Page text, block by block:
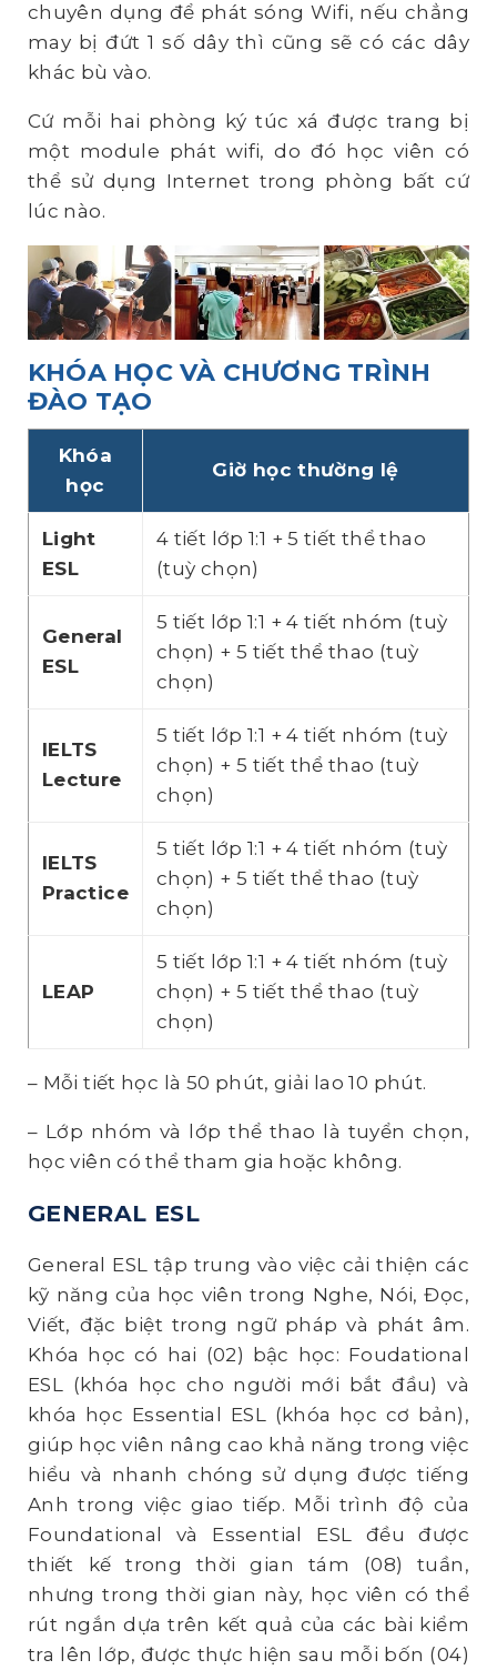
chuyên dụng để phát sóng Wifi, nếu chẳng
may bị đứt 1 số dây thì cũng sẽ có các dây
khác bù vào.
Cứ mỗi hai phòng ký túc xá được trang bị
một module phát wifi, do đó học viên có
thể sử dụng Internet trong phòng bất cứ
lúc nào.
KHÓA HỌC VÀ CHƯƠNG TRÌNH
ĐÀO TẠO
Khóa
học
Giờ học thường lệ
Light
ESL
4 tiết lớp 1:1 + 5 tiết thể thao
(tuỳ chọn)
General
ESL
5 tiết lớp 1:1 + 4 tiết nhóm (tuỳ
chọn) + 5 tiết thể thao (tuỳ
chọn)
IELTS
Lecture
5 tiết lớp 1:1 + 4 tiết nhóm (tuỳ
chọn) + 5 tiết thể thao (tuỳ
chọn)
IELTS
Practice
5 tiết lớp 1:1 + 4 tiết nhóm (tuỳ
chọn) + 5 tiết thể thao (tuỳ
chọn)
LEAP
5 tiết lớp 1:1 + 4 tiết nhóm (tuỳ
chọn) + 5 tiết thể thao (tuỳ
chọn)
– Mỗi tiết học là 50 phút, giải lao 10 phút.
– Lớp nhóm và lớp thể thao là tuyển chọn,
học viên có thể tham gia hoặc không.
GENERAL ESL
General ESL tập trung vào việc cải thiện các
kỹ năng của học viên trong Nghe, Nói, Đọc,
Viết, đặc biệt trong ngữ pháp và phát âm.
Khóa học có hai (02) bậc học: Foudational
ESL (khóa học cho người mới bắt đầu) và
khóa học Essential ESL (khóa học cơ bản),
giúp học viên nâng cao khả năng trong việc
hiểu và nhanh chóng sử dụng được tiếng
Anh trong việc giao tiếp. Mỗi trình độ của
Foundational và Essential ESL đều được
thiết kế trong thời gian tám (08) tuần,
nhưng trong thời gian này, học viên có thể
rút ngắn dựa trên kết quả của các bài kiểm
tra lên lớp, được thực hiện sau mỗi bốn (04)